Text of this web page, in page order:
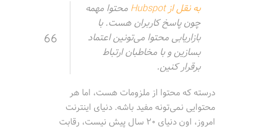
به نقل از Hubspot
محتوا مهمه
چون پاسخ کاربران هست. با
بازاریابی محتوا می‌تونین اعتماد
بسازین و با مخاطبان ارتباط
برقرار کنین.
درسته که محتوا از ملزومات هست، اما هر
محتوایی نمی‌تونه مفید باشه. دنیای اینترنت
امروز، اون دنیای 20 سال پیش نیست، رقابت